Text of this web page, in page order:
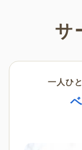
サ
一人ひ